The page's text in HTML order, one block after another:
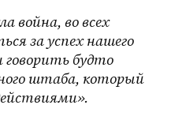
война, во всех
за успех нашего
говорить будто
штаба, который